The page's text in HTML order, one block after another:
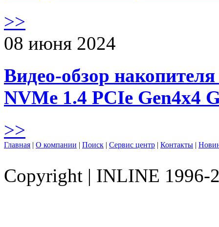
>>
08 июня 2024
Видео-обзор
NVMe 1.4 PCIe Gen4х4
>>
Главная | О компании | Поиск | Сервис центр | Контакты |
Copyright | INLINE 1996-